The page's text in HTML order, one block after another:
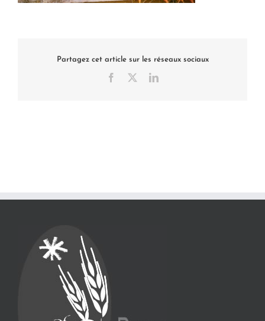
Partagez cet article sur les réseaux sociaux
Facebook LinkedIn